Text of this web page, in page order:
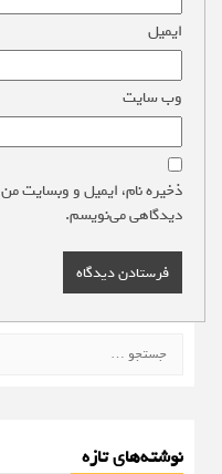
ایمیل
وب‌ سایت
ذخیره نام، ایمیل و وبسایت
دیدگاهی می‌نویسم.
برای:
نوشته‌های تازه